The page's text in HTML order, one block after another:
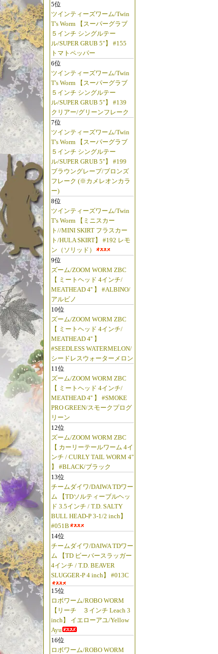
5位
ツインティーズワーム/Twin
T's Worm 【スーパーグラブ
５インチ シングルテー
ル/SUPER GRUB 5"】 #155
トマトペッパー
6位
ツインティーズワーム/Twin
T's Worm 【スーパーグラブ
５インチ シングルテー
ル/SUPER GRUB 5"】 #139
クリアー/グリーンフレーク
7位
ツインティーズワーム/Twin
T's Worm 【スーパーグラブ
５インチ シングルテー
ル/SUPER GRUB 5"】 #199
ブラウングレープ/ブロンズ
フレーク (※カメレオンカラ
ー)
8位
ツインティーズワーム/Twin
T's Worm 【ミニスカー
ト//MINI SKIRT フラスカー
ト/HULA SKIRT】 #192 レモ
ン（ソリッド）
9位
ズーム/ZOOM WORM ZBC
【 ミートヘッド 4インチ/
MEATHEAD 4'' 】 #ALBINO/
アルビノ
10位
ズーム/ZOOM WORM ZBC
【 ミートヘッド 4インチ/
MEATHEAD 4'' 】
#SEEDLESS WATERMELON/
シードレスウォーターメロン
11位
ズーム/ZOOM WORM ZBC
【 ミートヘッド 4インチ/
MEATHEAD 4'' 】 #SMOKE
PRO GREEN/スモークプログ
リーン
12位
ズーム/ZOOM WORM ZBC
【 カーリーテールワーム 4イ
ンチ / CURLY TAIL WORM 4"
】 #BLACK/ブラック
13位
チームダイワ/DAIWA TDワー
ム 【TDソルティーブルヘッ
ド 3.5インチ / T.D. SALTY
BULL HEAD-P 3-1/2 inch】
#051B
14位
チームダイワ/DAIWA TDワー
ム 【TD ビーバースラッガー
4インチ / T.D. BEAVER
SLUGGER-P 4 inch】 #013C
15位
ロボワーム/ROBO WORM
【リーチ ３インチ Leach 3
inch】 イエローアユ/Yellow
Ayu
16位
ロボワーム/ROBO WORM